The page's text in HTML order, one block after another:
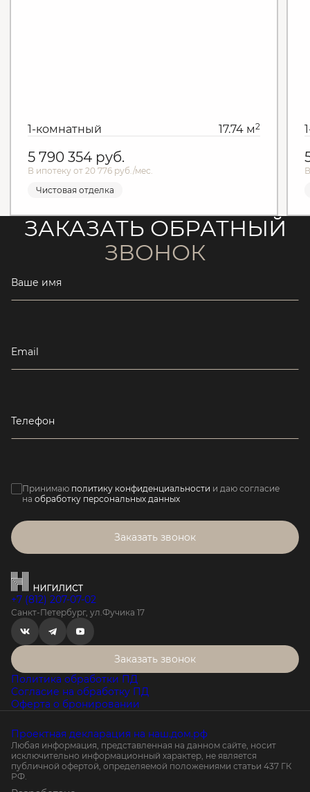
1-комнатный 17.74 м2
5 790 354 руб.
В ипотеку от 20 776 руб./мес.
Чистовая отделка
ЗАКАЗАТЬ ОБРАТНЫЙ
ЗВОНОК
Ваше имя
Email
Телефон
Принимаю политику конфиденциальности и даю согласие
на обработку персональных данных
Заказать звонок
+7 (812) 207-07-02
Санкт-Петербург, ул.Фучика 17
Заказать звонок
Политика обработки ПД
Согласие на обработку ПД
Оферта о бронировании
Проектная декларация на наш.дом.рф
Любая информация, представленная на данном сайте, носит
исключительно информационный характер, не является
публичной офертой, определяемой положениями статьи 437 ГК
РФ.